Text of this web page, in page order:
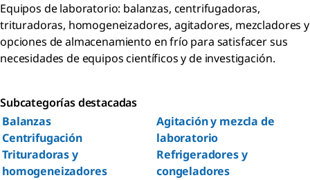
Equipos de laboratorio: balanzas, centrifugadoras,
trituradoras, homogeneizadores, agitadores, mezcladores y
opciones de almacenamiento en frío para satisfacer sus
necesidades de equipos científicos y de investigación.
Subcategorías destacadas
Balanzas
Centrifugación
Trituradoras y
homogeneizadores
Agitación y mezcla de
laboratorio
Refrigeradores y
congeladores